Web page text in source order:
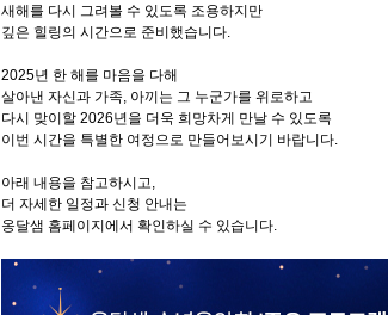
새해를 다시 그려볼 수 있도록 조용하지만
깊은 힐링의 시간으로 준비했습니다.
2025년 한 해를 마음을 다해
살아낸 자신과 가족, 아끼는 그 누군가를 위로하고
다시 맞이할 2026년을 더욱 희망차게 만날 수 있도록
이번 시간을 특별한 여정으로 만들어보시기 바랍니다.
아래 내용을 참고하시고,
더 자세한 일정과 신청 안내는
옹달샘 홈페이지에서 확인하실 수 있습니다.